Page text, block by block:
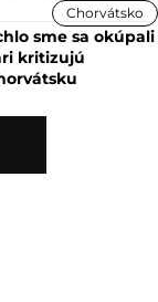
Chorvátsko
sme sa okúpali
kritizujú